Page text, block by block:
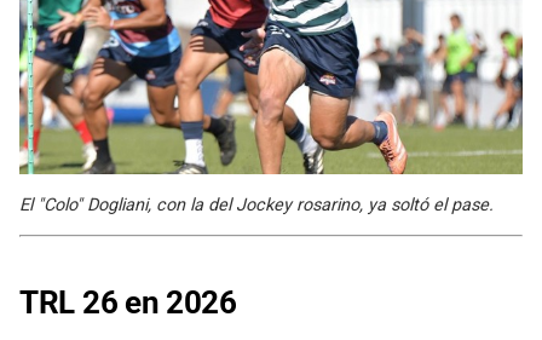
El "Colo" Dogliani, con la del Jockey rosarino, ya soltó el pase.
TRL 26 en 2026